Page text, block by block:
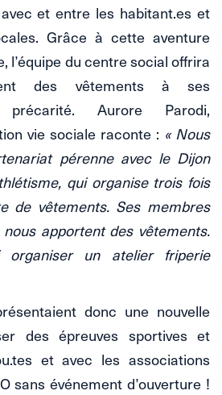
et entre les habitant.es et
Grâce à cette aventure
l’équipe du centre social offrira
des vêtements à ses
Aurore Parodi,
vie sociale raconte : « Nous
pérenne avec le Dijon
qui organise trois fois
de vêtements. Ses membres
apportent des vêtements.
organiser un atelier friperie
donc une nouvelle
des épreuves sportives et
et avec les associations
sans événement d’ouverture !